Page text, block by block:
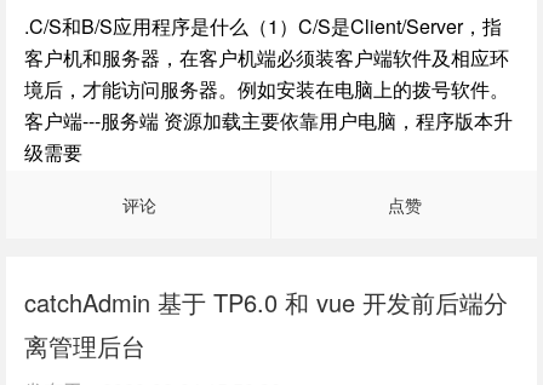
.C/S和B/S应用程序是什么（1）C/S是Client/Server，指
客户机和服务器，在客户机端必须装客户端软件及相应环
境后，才能访问服务器。例如安装在电脑上的拨号软件。
客户端---服务端 资源加载主要依靠用户电脑，程序版本升
级需要
评论 点赞
catchAdmin 基于 TP6.0 和 vue 开发前后端分
离管理后台